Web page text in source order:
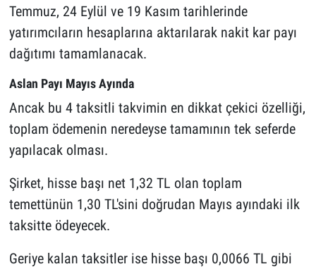
Temmuz, 24 Eylül ve 19 Kasım tarihlerinde
yatırımcıların hesaplarına aktarılarak nakit kar payı
dağıtımı tamamlanacak.
Aslan Payı Mayıs Ayında
Ancak bu 4 taksitli takvimin en dikkat çekici özelliği,
toplam ödemenin neredeyse tamamının tek seferde
yapılacak olması.
Şirket, hisse başı net 1,32 TL olan toplam
temettünün 1,30 TL'sini doğrudan Mayıs ayındaki ilk
taksitte ödeyecek.
Geriye kalan taksitler ise hisse başı 0,0066 TL gibi